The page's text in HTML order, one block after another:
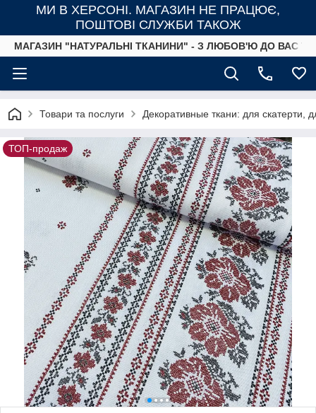
МИ В ХЕРСОНІ. МАГАЗИН НЕ ПРАЦЮЄ,
ПОШТОВІ СЛУЖБИ ТАКОЖ
МАГАЗИН "НАТУРАЛЬНІ ТКАНИНИ" - З ЛЮБОВ'Ю ДО ВАС
Товари та послуги Декоративные ткани: для скатерти,
ТОП-продаж